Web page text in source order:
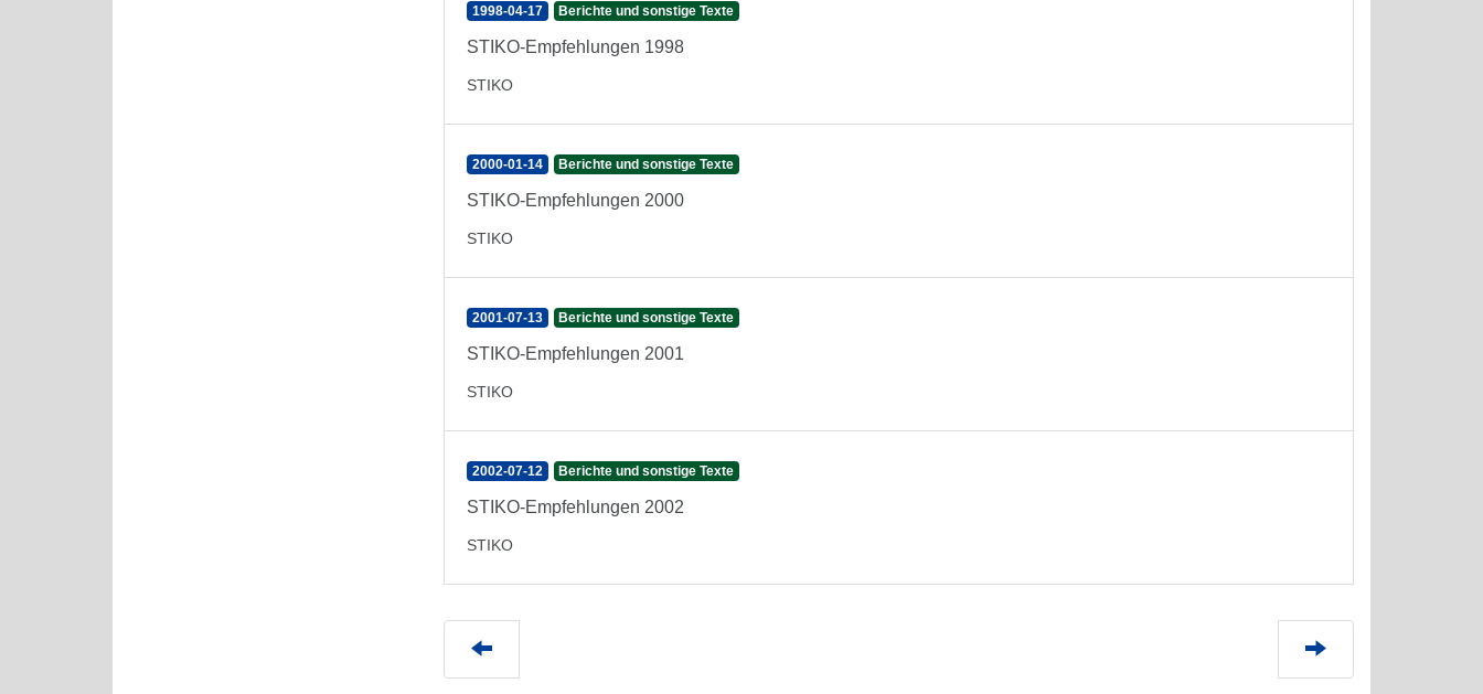
1998-04-17 Berichte und sonstige Texte
STIKO-Empfehlungen 1998
STIKO
2000-01-14 Berichte und sonstige Texte
STIKO-Empfehlungen 2000
STIKO
2001-07-13 Berichte und sonstige Texte
STIKO-Empfehlungen 2001
STIKO
2002-07-12 Berichte und sonstige Texte
STIKO-Empfehlungen 2002
STIKO